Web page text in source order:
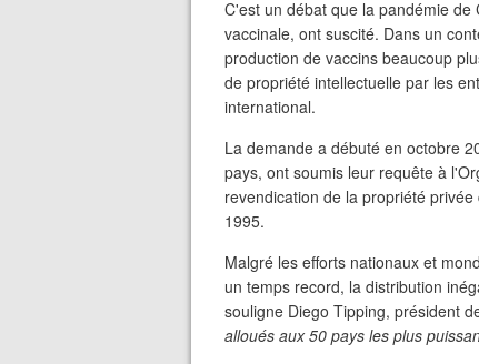
C'est un débat que la pandémie de
vaccinale, ont suscité. Dans un
production de vaccins beaucoup
de propriété intellectuelle par les
international.
La demande a débuté en octobre
pays, ont soumis leur requête à
revendication de la propriété
1995.
Malgré les efforts nationaux et
un temps record, la distribution
souligne Diego Tipping, président
alloués aux 50 pays les plus